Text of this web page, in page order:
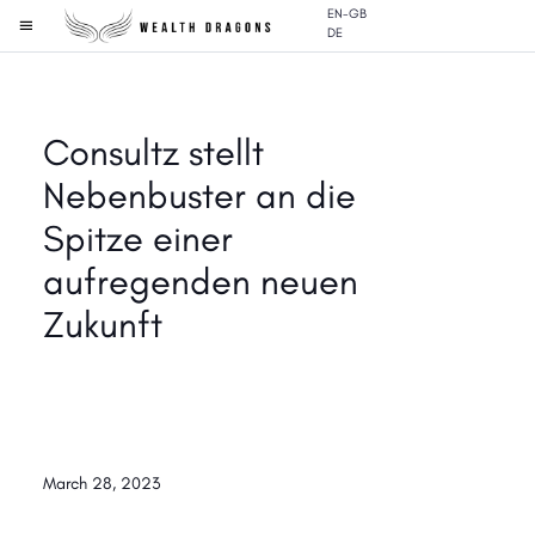
EN-GB
DE
Consultz stellt
Nebenbuster an die
Spitze einer
aufregenden neuen
Zukunft
March 28, 2023